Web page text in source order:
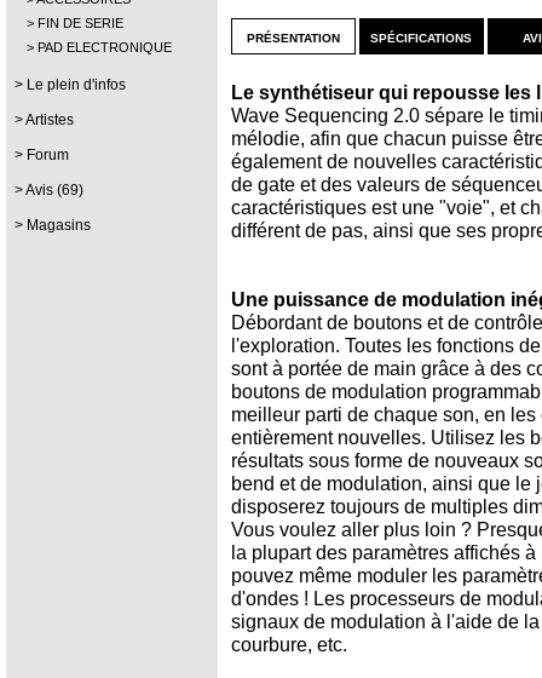
FIN DE SERIE
PAD ELECTRONIQUE
Le plein d'infos
Artistes
Forum
Avis (69)
Magasins
présentation
Le synthétiseur qui repousse les
Wave Sequencing 2.0 sépare le
mélodie, afin que chacun puisse
également de nouvelles
de gate et des valeurs de
caractéristiques est une "voie", et
différent de pas, ainsi que ses
Une puissance de modulation
Débordant de boutons et de
l'exploration. Toutes les fonctions
sont à portée de main grâce à des
boutons de modulation
meilleur parti de chaque son, en
entièrement nouvelles. Utilisez les
résultats sous forme de nouveaux
bend et de modulation, ainsi que le
disposerez toujours de multiples
Vous voulez aller plus loin ?
la plupart des paramètres affichés
pouvez même moduler les
d'ondes ! Les processeurs de
signaux de modulation à l'aide de
courbure, etc.
spécifications